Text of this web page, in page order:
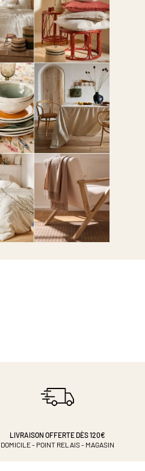
LIVRAISON OFFERTE DÈS 120€
DOMICILE - POINT RELAIS - MAGASIN